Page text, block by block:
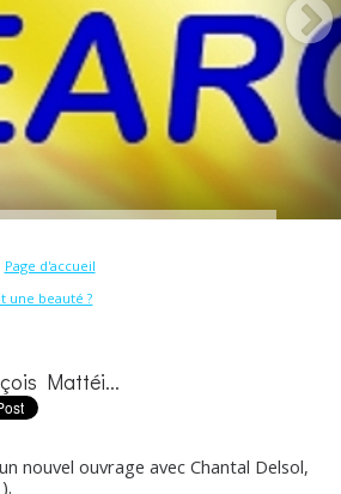
Page d'accueil
une beauté ?
Mattéi...
ouvrage avec Chantal Delsol,